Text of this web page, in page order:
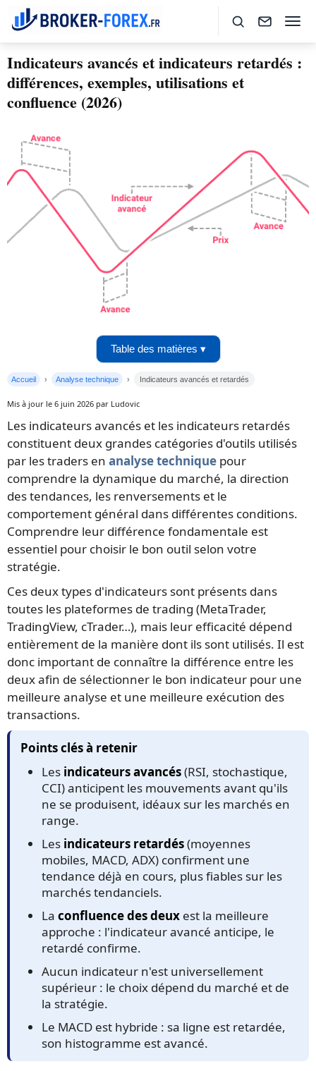
Indicateurs avancés et indicateurs retardés :
différences, exemples, utilisations et
confluence (2026)
Table des matières ▾
Accueil Analyse technique Indicateurs avancés et retardés
Mis à jour le 6 juin 2026 par Ludovic
Les indicateurs avancés et les indicateurs retardés
constituent deux grandes catégories d'outils utilisés
par les traders en analyse technique pour
comprendre la dynamique du marché, la direction
des tendances, les renversements et le
comportement général dans différentes conditions.
Comprendre leur différence fondamentale est
essentiel pour choisir le bon outil selon votre
stratégie.
Ces deux types d'indicateurs sont présents dans
toutes les plateformes de trading (MetaTrader,
TradingView, cTrader…), mais leur efficacité dépend
entièrement de la manière dont ils sont utilisés. Il est
donc important de connaître la différence entre les
deux afin de sélectionner le bon indicateur pour une
meilleure analyse et une meilleure exécution des
transactions.
Points clés à retenir
Les indicateurs avancés(RSI, stochastique,
CCI) anticipent les mouvements avant qu'ils
ne se produisent, idéaux sur les marchés en
range.
Les indicateurs retardés(moyennes
mobiles, MACD, ADX) confirment une
tendance déjà en cours, plus fiables sur les
marchés tendanciels.
La confluence des deux est la meilleure
approche : l'indicateur avancé anticipe, le
retardé confirme.
Aucun indicateur n'est universellement
supérieur : le choix dépend du marché et de
la stratégie.
Le MACD est hybride : sa ligne est retardée,
son histogramme est avancé.